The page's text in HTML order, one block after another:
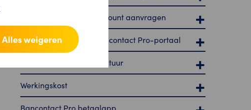
Alles weigeren
Een Bancontact Pro-account aanvragen
Aan de slag met het Bancontact Pro-portaal
Mijn Bancontact Pro-factuur
Werkingskost
Bancontact Pro betaalapp